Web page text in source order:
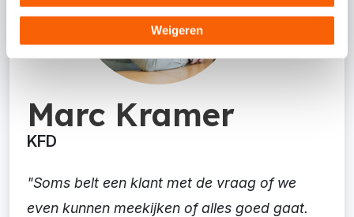
Weigeren
Marc Kramer
KFD
"Soms belt een klant met de vraag of we
even kunnen meekijken of alles goed gaat.